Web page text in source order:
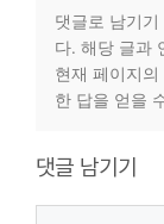
댓글로 남기
다. 해당 글과
현재 페이지
한 답을 얻을
댓글 남기기